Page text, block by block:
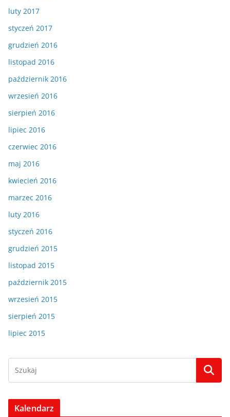
luty 2017
styczeń 2017
grudzień 2016
listopad 2016
październik 2016
wrzesień 2016
sierpień 2016
lipiec 2016
czerwiec 2016
maj 2016
kwiecień 2016
marzec 2016
luty 2016
styczeń 2016
grudzień 2015
listopad 2015
październik 2015
wrzesień 2015
sierpień 2015
lipiec 2015
Kalendarz